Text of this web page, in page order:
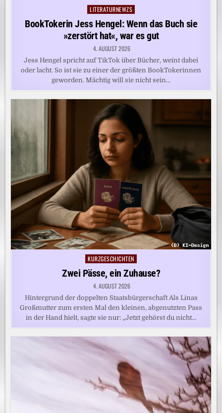
Posted
LITERATURNEWZS
BookTokerin Jess Hengel: Wenn das Buch sie
»zerstört hat«, war es gut
4. AUGUST 2026
Jess Hengel spricht auf TikTok über Bücher, weint dabei
oder lacht. So ist sie zu einer der größten BookTokerinnen
geworden. Mächtig will sie nicht sein…
Posted
in
KURZGESCHICHTEN
Zwei Pässe, ein Zuhause?
4. AUGUST 2026
Hintergrund der doppelten Staatsbürgerschaft Als Linas
Großmutter zum ersten Mal den kleinen, abgenutzten Pass
in der Hand hielt, sagte sie nur: „Jetzt gehörst du nicht…